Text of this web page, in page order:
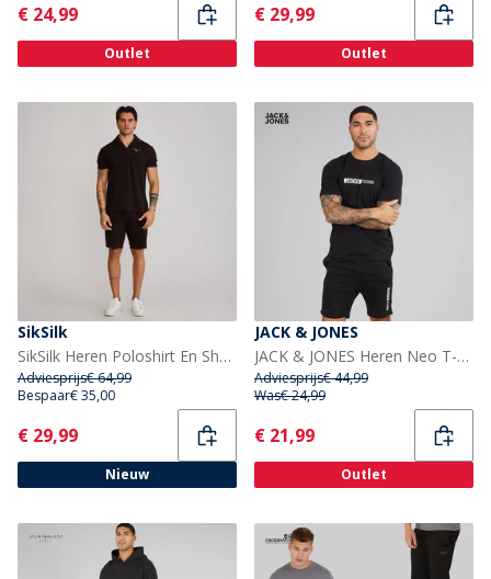
Current
€ 24,99
Outlet
Current
€ 29,99
Outlet
SikSilk
SikSilk Heren Poloshirt En Shorts Set Bruin
Adviesprijs€ 64,99
Bespaar€ 35,00
Current
€ 29,99
Nieuw
JACK & JONES
JACK & JONES Heren Neo T-shirt En Korte Broek Set Zwart
Adviesprijs€ 44,99
Was€ 24,99
Current
€ 21,99
Outlet